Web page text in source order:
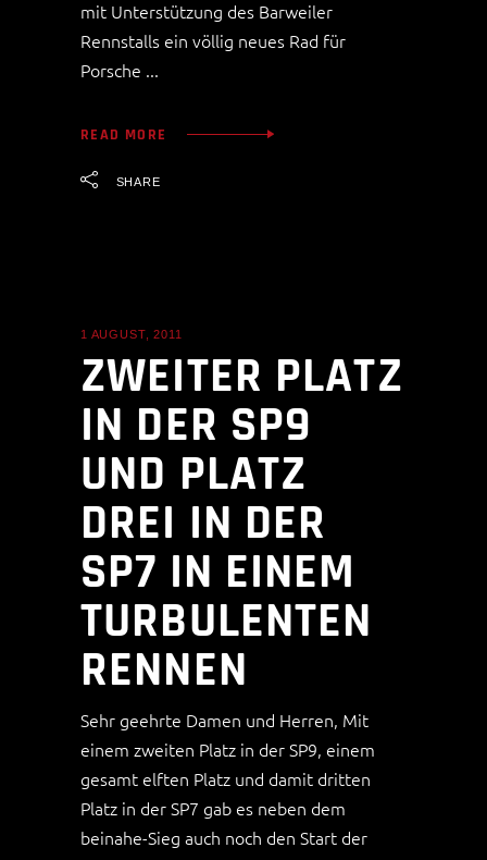
mit Unterstützung des Barweiler
Rennstalls ein völlig neues Rad für
Porsche
READ MORE
SHARE
1 AUGUST, 2011
ZWEITER PLATZ
IN DER SP9
UND PLATZ
DREI IN DER
SP7 IN EINEM
TURBULENTEN
RENNEN
Sehr geehrte Damen und Herren, Mit
einem zweiten Platz in der SP9, einem
gesamt elften Platz und damit dritten
Platz in der SP7 gab es neben dem
beinahe-Sieg auch noch den Start der